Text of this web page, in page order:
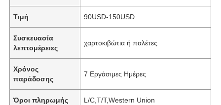
Τιμή 90USD-150USD
Συσκευασία
λεπτομέρειες
χαρτοκιβώτια ή παλέτες
Χρόνος
παράδοσης
7 Εργάσιμες Ημέρες
Όροι πληρωμής L/C,T/T,Western Union